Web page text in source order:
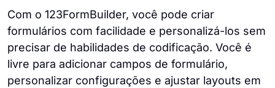
Com o 123FormBuilder, você pode criar
formulários com facilidade e personalizá-los sem
precisar de habilidades de codificação. Você é
livre para adicionar campos de formulário,
personalizar configurações e ajustar layouts em